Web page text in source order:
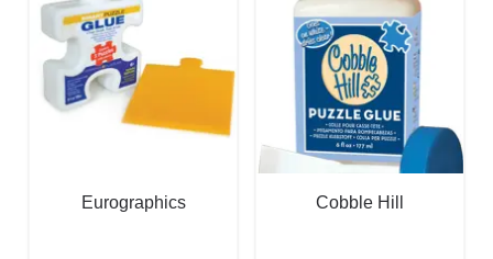
Eurographics Cobble Hill